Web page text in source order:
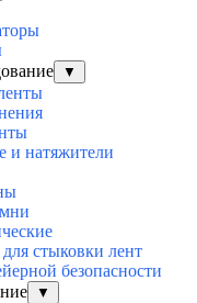
▼
и натяжители
стыковки лент
безопасности
▼